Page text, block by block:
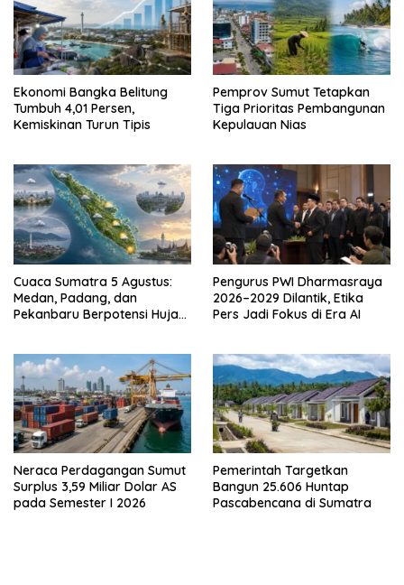
Ekonomi Bangka Belitung
Tumbuh 4,01 Persen,
Kemiskinan Turun Tipis
Pemprov Sumut Tetapkan
Tiga Prioritas Pembangunan
Kepulauan Nias
Cuaca Sumatra 5 Agustus:
Medan, Padang, dan
Pekanbaru Berpotensi Hujan
Pengurus PWI Dharmasraya
2026–2029 Dilantik, Etika
Pers Jadi Fokus di Era AI
Neraca Perdagangan Sumut
Surplus 3,59 Miliar Dolar AS
pada Semester I 2026
Pemerintah Targetkan
Bangun 25.606 Huntap
Pascabencana di Sumatra